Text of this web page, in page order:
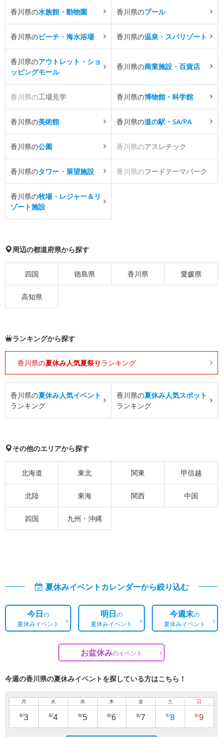
香川県の水族館・動物園 香川県のプール
香川県のビーチ・海水浴場 香川県の温泉・スパリゾート
香川県のアウトレット・ショ
ッピングモール
香川県の商業施設・百貨店
香川県の工場見学 香川県の博物館・科学館
香川県の美術館 香川県の道の駅・SA/PA
香川県の公園 香川県のアスレチック
香川県のタワー・展望施設 香川県のフードテーマパーク
香川県の牧場・レジャー＆リ
ゾート施設
周辺の都道府県から探す
四国 徳島県 香川県 愛媛県
高知県
ランキングから探す
香川県の夏休み人気夏祭り ランキング
香川県の夏休み人気イベント
ランキング
香川県の夏休み人気スポット
ランキング
その他のエリアから探す
北海道 東北 関東 甲信越
北陸 東海 関西 中国
四国 九州・沖縄
夏休みイベントカレンダーから絞り込む
今日の
夏休みイベント
明日の
夏休みイベント
今週末の
夏休みイベント
お盆休みのイベント
今週の香川県の夏休みイベントを探している方はこちら！
月
8/3
火
8/4
水
8/5
木
8/6
金
8/7
土
8/8
日
8/9